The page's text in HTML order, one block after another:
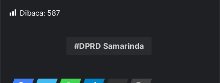
Dibaca: 587
DPRD Samarinda